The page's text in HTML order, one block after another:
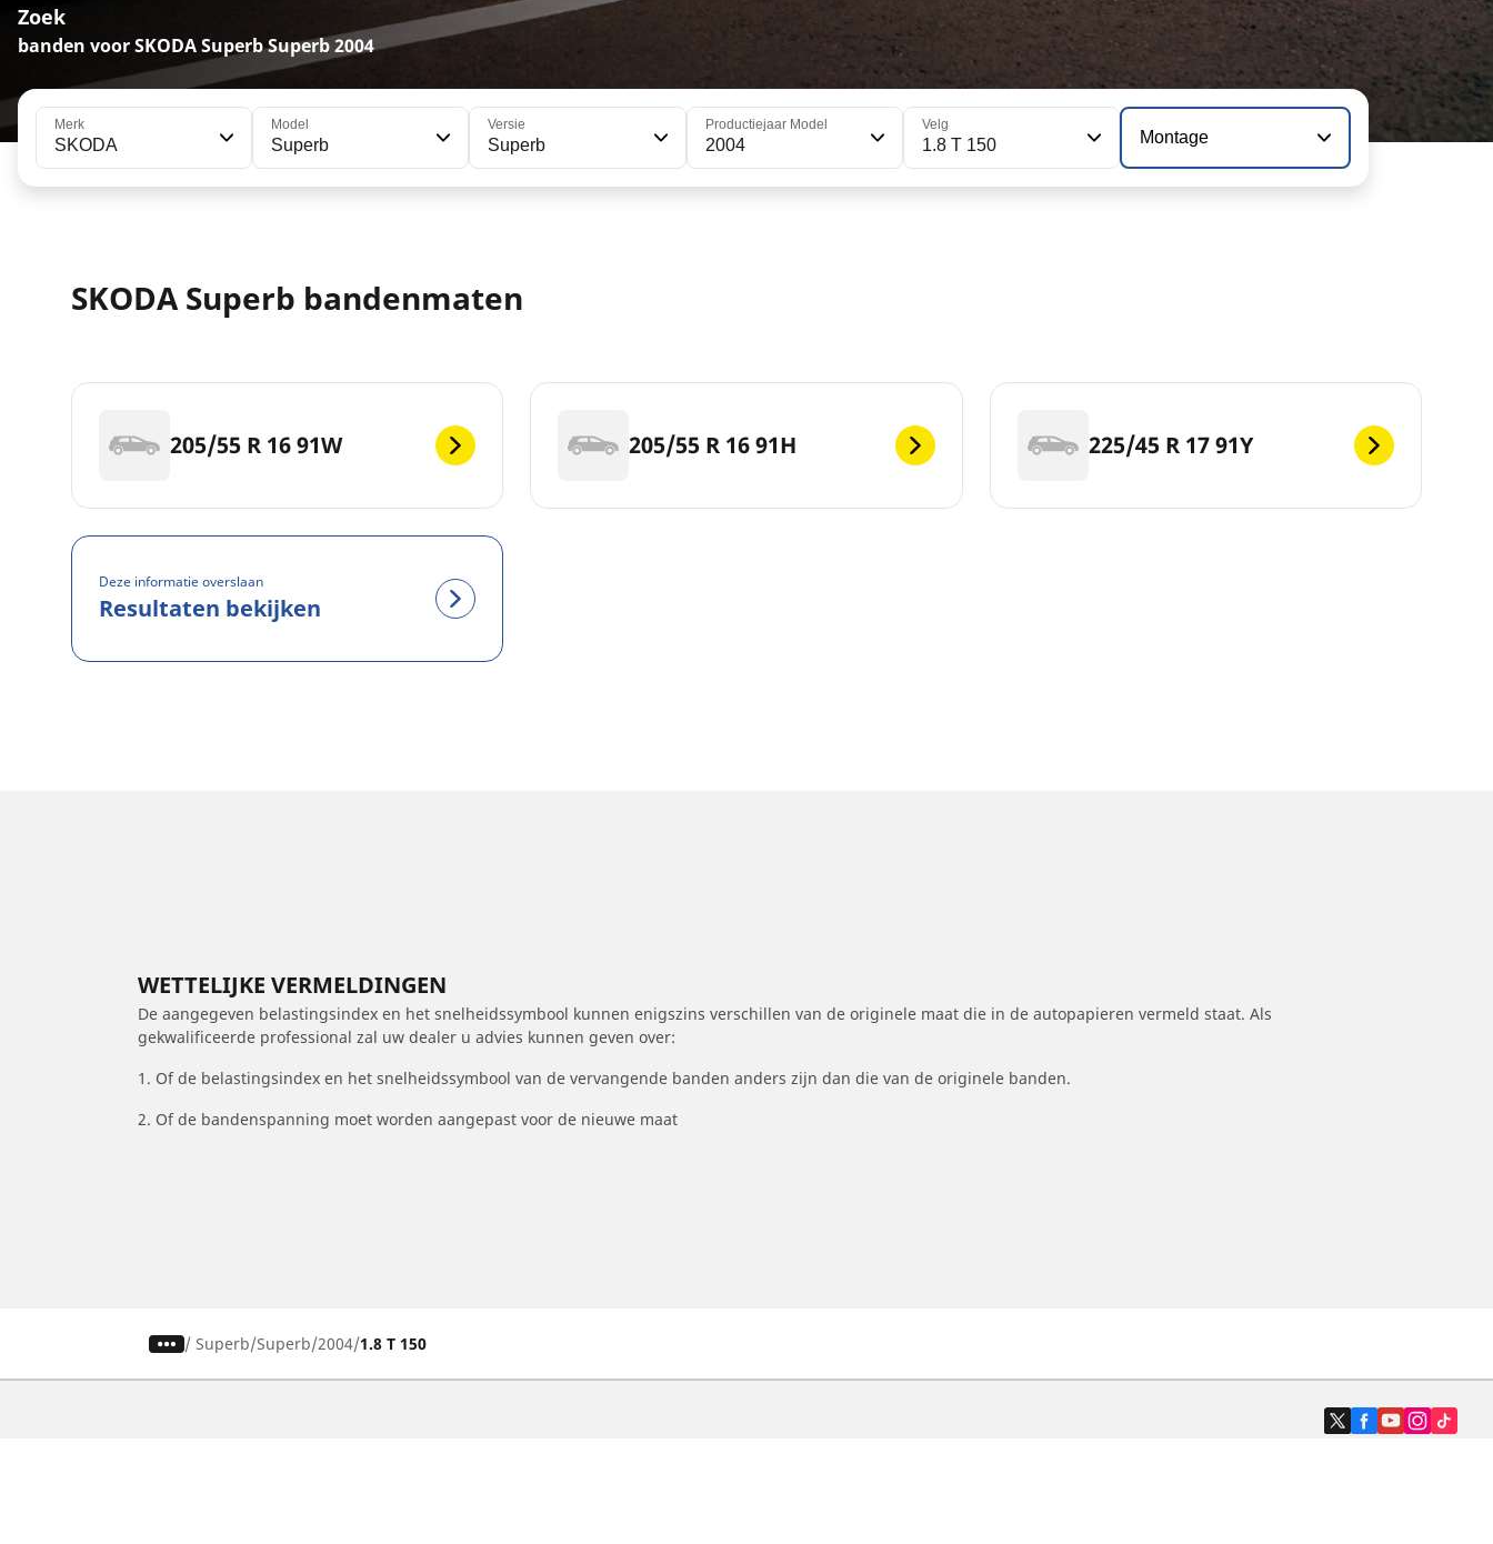
Zoek
banden voor SKODA Superb Superb 2004
Merk
SKODA
Model
Superb
Versie
Superb
Productiejaar Model
2004
Velg
1.8 T 150 Montage
SKODA Superb bandenmaten
205/55 R 16 91W 205/55 R 16 91H 225/45 R 17 91Y
Deze informatie overslaan
Resultaten bekijken
WETTELIJKE VERMELDINGEN
De aangegeven belastingsindex en het snelheidssymbool kunnen enigszins verschillen van de originele maat die in de autopapieren vermeld staat. Als
gekwalificeerde professional zal uw dealer u advies kunnen geven over:
1. Of de belastingsindex en het snelheidssymbool van de vervangende banden anders zijn dan die van de originele banden.
2. Of de bandenspanning moet worden aangepast voor de nieuwe maat
/ Superb Superb 2004 1.8 T 150